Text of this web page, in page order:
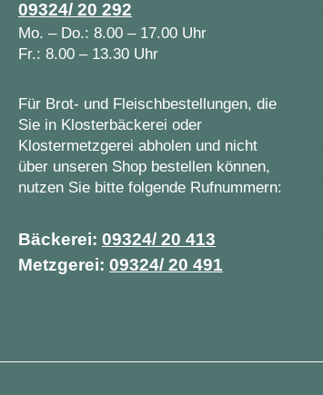
09324/ 20 292
Mo. – Do.: 8.00 – 17.00 Uhr
Fr.: 8.00 – 13.30 Uhr
Für Brot- und Fleischbestellungen, die
Sie in Klosterbäckerei oder
Klostermetzgerei abholen und nicht
über unseren Shop bestellen können,
nutzen Sie bitte folgende Rufnummern:
Bäckerei: 09324/ 20 413
Metzgerei: 09324/ 20 491